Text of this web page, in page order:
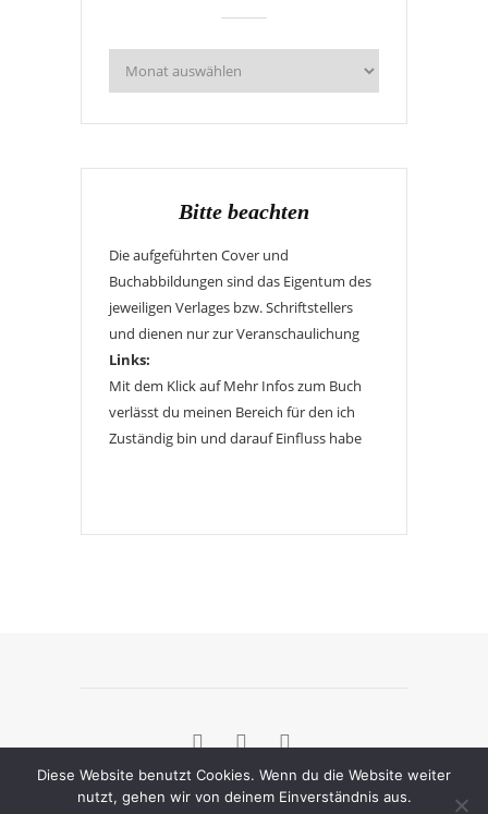
Bitte beachten
Die aufgeführten Cover und
Buchabbildungen sind das Eigentum des
jeweiligen Verlages bzw. Schriftstellers
und dienen nur zur Veranschaulichung
Links:
Mit dem Klick auf Mehr Infos zum Buch
verlässt du meinen Bereich für den ich
Zuständig bin und darauf Einfluss habe
[instagram-feed]
Diese Website benutzt Cookies. Wenn du die Website weiter
nutzt, gehen wir von deinem Einverständnis aus.